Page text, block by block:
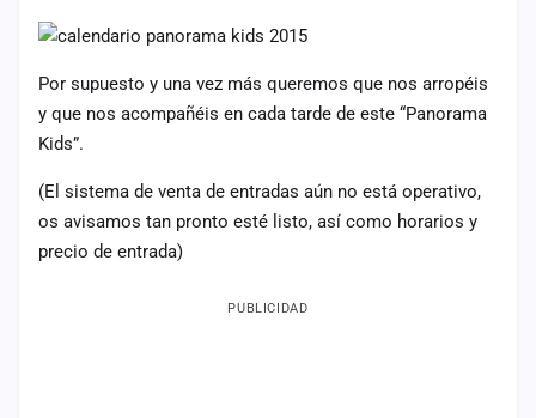
Por supuesto y una vez más queremos que nos arropéis
y que nos acompañéis en cada tarde de este “Panorama
Kids”.
(El sistema de venta de entradas aún no está operativo,
os avisamos tan pronto esté listo, así como horarios y
precio de entrada)
PUBLICIDAD